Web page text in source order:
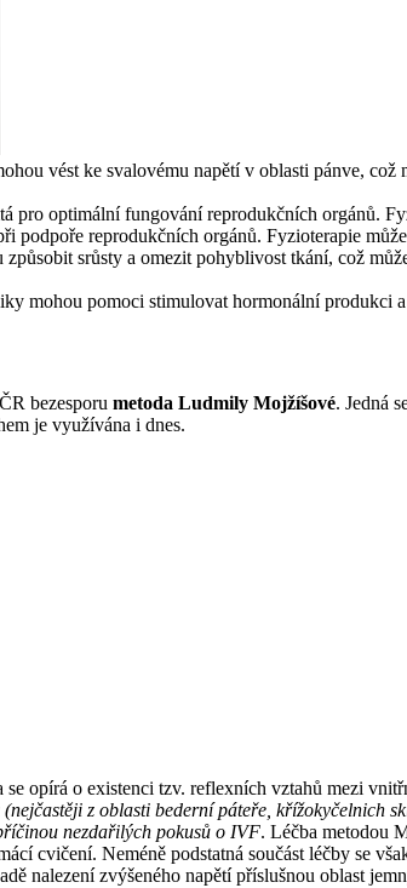
vést ke svalovému napětí v oblasti pánve,
pro optimální fungování reprodukčních orgánů.
podpoře reprodukčních orgánů. Fyzioterapie
srůsty a omezit pohyblivost tkání, což
mohou pomoci stimulovat hormonální produkci
bezesporu metoda Ludmily Mojžíšové. Jedná
je využívána i dnes.
se opírá o existenci tzv. reflexních vztahů mezi
z oblasti bederní páteře, křížokyčelnich
nezdařilých pokusů o IVF. Léčba metodou
cvičení. Neméně podstatná součást léčby se
nalezení zvýšeného napětí příslušnou oblast